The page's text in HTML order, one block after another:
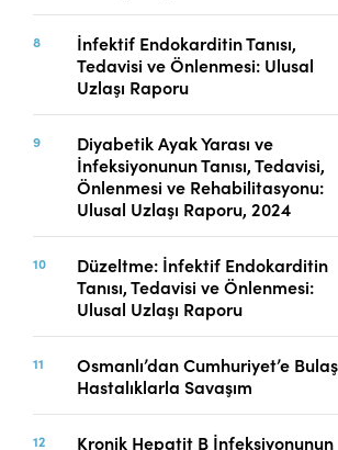
İnfektif Endokarditin Tanısı,
Tedavisi ve Önlenmesi: Ulusal
Uzlaşı Raporu
Diyabetik Ayak Yarası ve
İnfeksiyonunun Tanısı, Tedavisi,
Önlenmesi ve Rehabilitasyonu:
Ulusal Uzlaşı Raporu, 2024
Düzeltme: İnfektif Endokarditin
Tanısı, Tedavisi ve Önlenmesi:
Ulusal Uzlaşı Raporu
Osmanlı’dan Cumhuriyet’e
Hastalıklarla Savaşım
Kronik Hepatit B İnfeksiyonunun